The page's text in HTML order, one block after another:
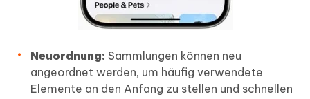
Neuordnung: Sammlungen können neu
angeordnet werden, um häufig verwendete
Elemente an den Anfang zu stellen und schnellen